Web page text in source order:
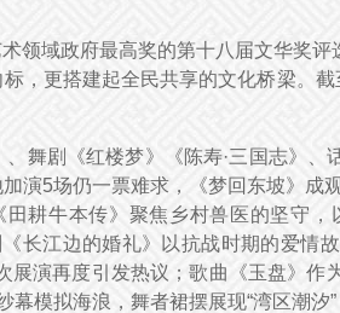
领域政府最高奖的第十八届文华奖
，更搭建起全民共享的文化桥梁。
舞剧《红楼梦》《陈寿·三国志》
演5场仍一票难求，《梦回东坡》成
耕牛本传》聚焦乡村兽医的坚守
长江边的婚礼》以抗战时期的爱情
展演再度引发热议；歌曲《玉盘》
模拟海浪，舞者裙摆展现“湾区潮汐